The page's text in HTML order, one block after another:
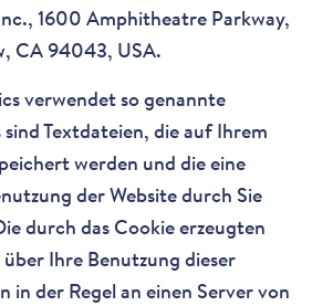
1600 Amphitheatre Parkway,
CA 94043, USA.
verwendet so genannte
sind Textdateien, die auf Ihrem
werden und die eine
der Website durch Sie
durch das Cookie erzeugten
Ihre Benutzung dieser
in der Regel an einen Server von